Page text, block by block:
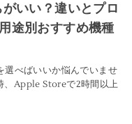
いい？違いとプロ
途別おすすめ機種
べばいいか悩んでいませ
、Apple Storeで2時間以上